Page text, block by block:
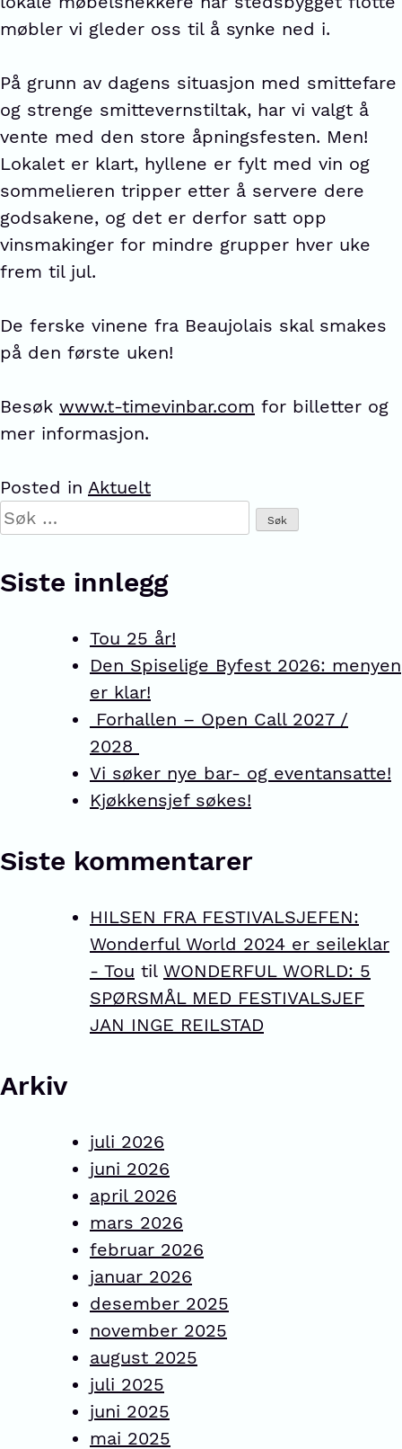
møbler vi gleder oss til å synke ned i.
På grunn av dagens situasjon med smittefare
og strenge smittevernstiltak, har vi valgt å
vente med den store åpningsfesten. Men!
Lokalet er klart, hyllene er fylt med vin og
sommelieren tripper etter å servere dere
godsakene, og det er derfor satt opp
vinsmakinger for mindre grupper hver uke
frem til jul.
De ferske vinene fra Beaujolais skal smakes
på den første uken!
Besøk www.t-timevinbar.com for billetter og
mer informasjon.
Posted in Aktuelt
Siste innlegg
Tou 25 år!
Den Spiselige Byfest 2026: menyen
er klar!
Forhallen – Open Call 2027 /
2028
Vi søker nye bar- og eventansatte!
Kjøkkensjef søkes!
Siste kommentarer
HILSEN FRA FESTIVALSJEFEN:
Wonderful World 2024 er seileklar
- Tou til WONDERFUL WORLD: 5
SPØRSMÅL MED FESTIVALSJEF
JAN INGE REILSTAD
Arkiv
juli 2026
juni 2026
april 2026
mars 2026
februar 2026
januar 2026
desember 2025
november 2025
august 2025
juli 2025
juni 2025
mai 2025